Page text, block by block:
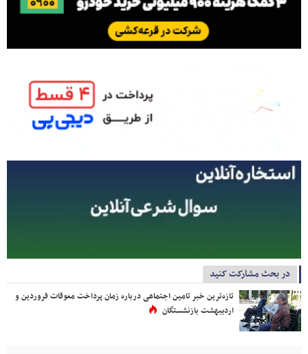
در بحث مشارکت کنید
تازه‌ترین خبر تامین اجتماعی درباره زمان پرداخت معوقات فروردین و
اردیبهشت بازنشستگان